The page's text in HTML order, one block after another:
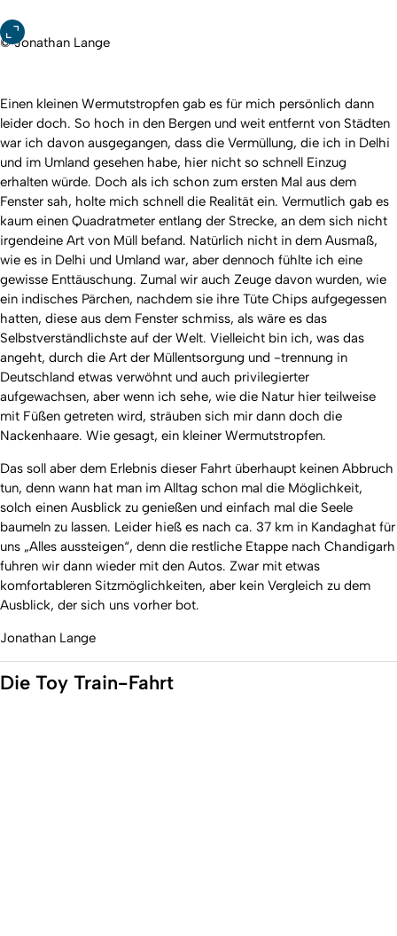
© Jonathan Lange
Einen kleinen Wermutstropfen gab es für mich persönlich dann
leider doch. So hoch in den Bergen und weit entfernt von Städten
war ich davon ausgegangen, dass die Vermüllung, die ich in Delhi
und im Umland gesehen habe, hier nicht so schnell Einzug
erhalten würde. Doch als ich schon zum ersten Mal aus dem
Fenster sah, holte mich schnell die Realität ein. Vermutlich gab es
kaum einen Quadratmeter entlang der Strecke, an dem sich nicht
irgendeine Art von Müll befand. Natürlich nicht in dem Ausmaß,
wie es in Delhi und Umland war, aber dennoch fühlte ich eine
gewisse Enttäuschung. Zumal wir auch Zeuge davon wurden, wie
ein indisches Pärchen, nachdem sie ihre Tüte Chips aufgegessen
hatten, diese aus dem Fenster schmiss, als wäre es das
Selbstverständlichste auf der Welt. Vielleicht bin ich, was das
angeht, durch die Art der Müllentsorgung und -trennung in
Deutschland etwas verwöhnt und auch privilegierter
aufgewachsen, aber wenn ich sehe, wie die Natur hier teilweise
mit Füßen getreten wird, sträuben sich mir dann doch die
Nackenhaare. Wie gesagt, ein kleiner Wermutstropfen.
Das soll aber dem Erlebnis dieser Fahrt überhaupt keinen Abbruch
tun, denn wann hat man im Alltag schon mal die Möglichkeit,
solch einen Ausblick zu genießen und einfach mal die Seele
baumeln zu lassen. Leider hieß es nach ca. 37 km in Kandaghat für
uns „Alles aussteigen“, denn die restliche Etappe nach Chandigarh
fuhren wir dann wieder mit den Autos. Zwar mit etwas
komfortableren Sitzmöglichkeiten, aber kein Vergleich zu dem
Ausblick, der sich uns vorher bot.
Jonathan Lange
Die Toy Train-Fahrt